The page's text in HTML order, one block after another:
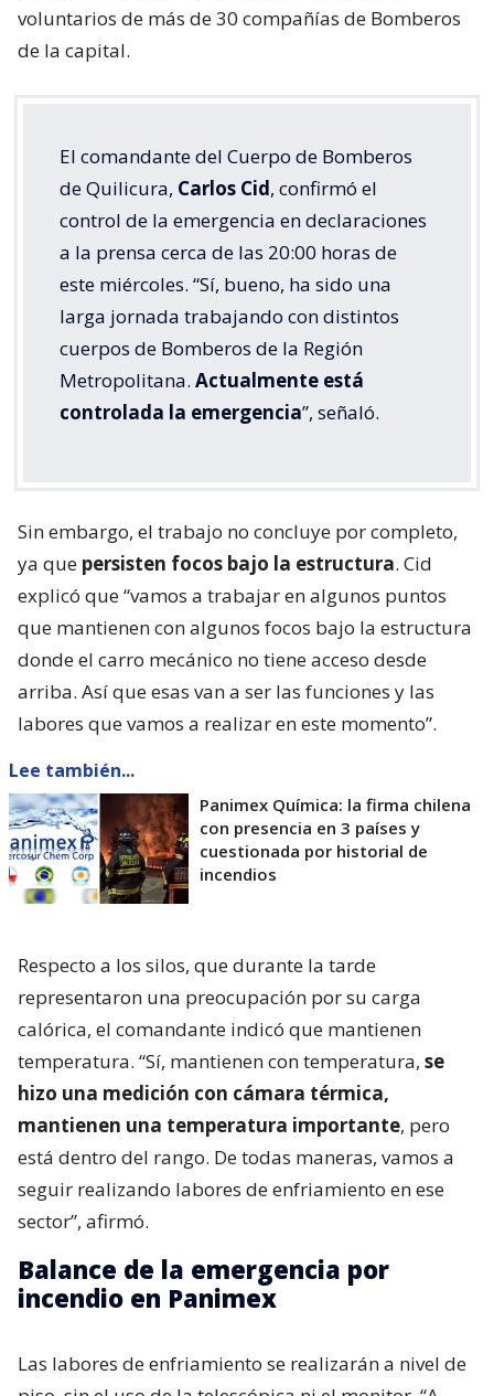
voluntarios de más de 30 compañías de Bomberos
de la capital.
El comandante del Cuerpo de Bomberos
de Quilicura, Carlos Cid, confirmó el
control de la emergencia en declaraciones
a la prensa cerca de las 20:00 horas de
este miércoles. “Sí, bueno, ha sido una
larga jornada trabajando con distintos
cuerpos de Bomberos de la Región
Metropolitana. Actualmente está
controlada la emergencia”, señaló.
Sin embargo, el trabajo no concluye por completo,
ya que persisten focos bajo la estructura. Cid
explicó que “vamos a trabajar en algunos puntos
que mantienen con algunos focos bajo la estructura
donde el carro mecánico no tiene acceso desde
arriba. Así que esas van a ser las funciones y las
labores que vamos a realizar en este momento”.
Lee también...
Panimex Química: la firma chilena
con presencia en 3 países y
cuestionada por historial de
incendios
Respecto a los silos, que durante la tarde
representaron una preocupación por su carga
calórica, el comandante indicó que mantienen
temperatura. “Sí, mantienen con temperatura, se
hizo una medición con cámara térmica,
mantienen una temperatura importante, pero
está dentro del rango. De todas maneras, vamos a
seguir realizando labores de enfriamiento en ese
sector”, afirmó.
Balance de la emergencia por
incendio en Panimex
Las labores de enfriamiento se realizarán a nivel de